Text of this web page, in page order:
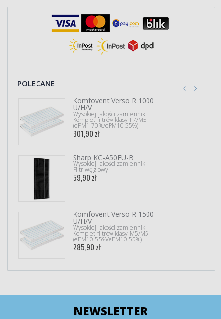
POLECANE
Komfovent Verso R 1000
U/H/V
Wysokiej jakości zamienniki
Komplet filtrów klasy F7/M5
(ePM1 70%/ePM10 55%)
301,90 zł
Sharp KC-A50EU-B
Wysokiej jakości zamiennik
Filtr węglowy
59,90 zł
Komfovent Verso R 1500
U/H/V
Wysokiej jakości zamienniki
Komplet filtrów klasy M5/M5
(ePM10 55%/ePM10 55%)
285,90 zł
NEWSLETTER